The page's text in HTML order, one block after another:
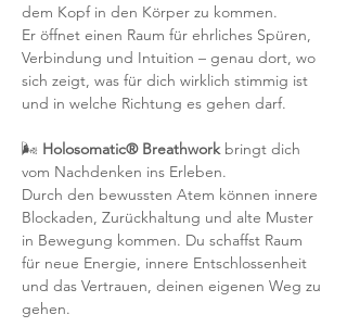
dem Kopf in den Körper zu kommen.
Er öffnet einen Raum für ehrliches Spüren,
Verbindung und Intuition – genau dort, wo
sich zeigt, was für dich wirklich stimmig ist
und in welche Richtung es gehen darf.
🌬 Holosomatic® Breathwork bringt dich
vom Nachdenken ins Erleben.
Durch den bewussten Atem können innere
Blockaden, Zurückhaltung und alte Muster
in Bewegung kommen. Du schaffst Raum
für neue Energie, innere Entschlossenheit
und das Vertrauen, deinen eigenen Weg zu
gehen.